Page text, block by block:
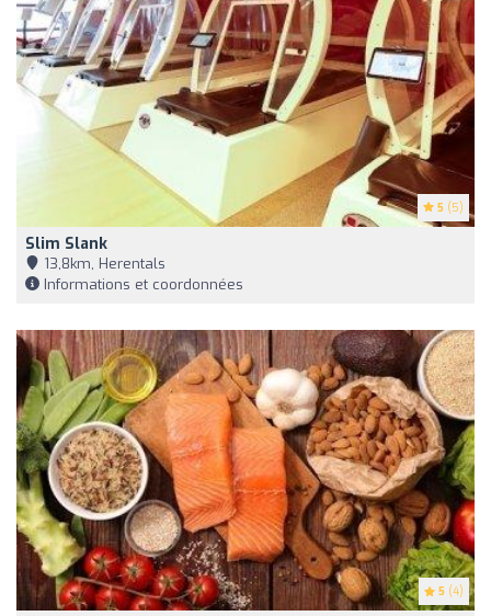
5 (5)
Slim Slank
13,8km, Herentals
Informations et coordonnées
5 (4)